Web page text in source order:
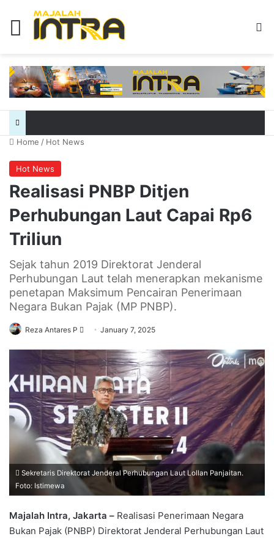
Menu
Home / Hot News
Hot News
Realisasi PNBP Ditjen
Perhubungan Laut Capai Rp6
Triliun
Sejak tahun 2019 Direktorat Jenderal
Perhubungan Laut telah menerapkan mekanisme
penetapan Maksimum Pencairan Penerimaan
Negara Bukan Pajak (MP PNBP).
Reza Antares P
Send
email
January 7, 2025
Sekretaris Direktorat Jenderal Perhubungan Laut Lollan Panjaitan.
Foto: Istimewa
Majalah Intra, Jakarta – Realisasi Penerimaan Negara
Bukan Pajak (PNBP) Direktorat Jenderal Perhubungan Laut